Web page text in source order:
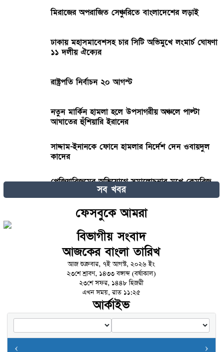
মিরাজের অপরাজিত সেঞ্চুরিতে বাংলাদেশের লড়াই
ঢাকায় মহাসমাবেশসহ চার সিটি অভিমুখে লংমার্চ ঘোষণা
১১ দলীয় ঐক্যের
রাষ্ট্রপতি নির্বাচন ২০ আগস্ট
নতুন মার্কিন হামলা হলে উপসাগরীয় অঞ্চলে পাল্টা
আঘাতের হুঁশিয়ারি ইরানের
সাদ্দাম-ইনানকে ফোনে হামলার নির্দেশ দেন ওবায়দুল
কাদের
প্লেজিয়ারিজমের অভিযোগে সমালোচনার মুখে কেমব্রিজ
অধ্যাপকের পদত্যাগ
ঢাকার চারপাশের নদীদূষণ রোধে কর্মপরিকল্পনা প্রণয়নের
বিয়ের সাজে যে ৩ নতুনত্ব দেখা যাবে এ বছর
টঙ্গী পূর্ব থানা এলাকায় পৃথক অভিযানে ৭ ডাকাত সদস্য
লক্ষ্মীপুরে চাঁদা না পেয়ে খুন : মামলা থেকে বাঁচতে
নিজেদের বসতঘরে আগুন!
সব খবর
ফেসবুকে আমরা
বিভাগীয় সংবাদ
আজকের বাংলা তারিখ
আজ শুক্রবার, ৭ই আগস্ট, ২০২৬ ইং
২৩শে শ্রাবণ, ১৪৩৩ বঙ্গাব্দ (বর্ষাকাল)
২৩শে সফর, ১৪৪৮ হিজরী
এখন সময়, রাত ১১:২৫
আর্কাইভ
‹ ›